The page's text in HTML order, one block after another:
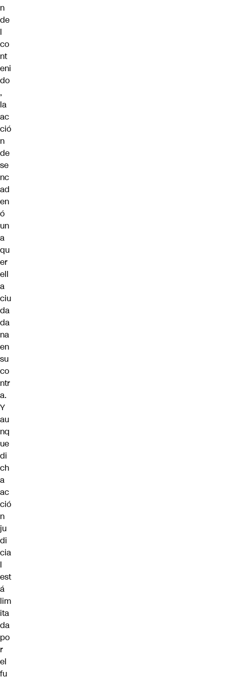
n
de
l
co
nt
eni
do
,
la
ac
ció
n
de
se
nc
ad
en
ó
un
a
qu
er
ell
a
ciu
da
da
na
en
su
co
ntr
a.
Y
au
nq
ue
di
ch
a
ac
ció
n
ju
di
cia
l
est
á
lim
ita
da
po
r
el
fu